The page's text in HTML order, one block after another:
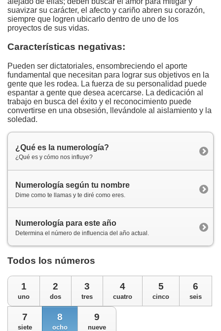
suavizar su carácter, el afecto y cariño abren su corazón,
siempre que logren ubicarlo dentro de uno de los
proyectos de sus vidas.
Características negativas:
Pueden ser dictatoriales, ensombreciendo el aporte
fundamental que necesitan para lograr sus objetivos en la
gente que les rodea. La fuerza de su personalidad puede
espantar a gente que desea acercarse. La dedicación al
trabajo en busca del éxito y el reconocimiento puede
convertirse en una obsesión, llevándole al aislamiento y la
soledad.
¿Qué es la numerología?
¿Qué es y cómo nos influye?
Numerología según tu nombre
Dime como te llamas y te diré como eres.
Numerología para este año
Determina el número de influencia del año actual.
Todos los números
1
uno
2
dos
3
tres
4
cuatro
5
cinco
6
seis
7
siete
8
ocho
9
nueve